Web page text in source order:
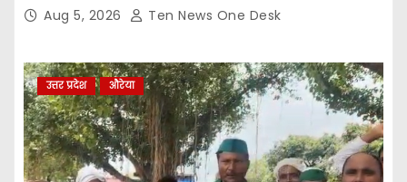
Aug 5, 2026 Ten News One Desk
उत्तर प्रदेश औरेया